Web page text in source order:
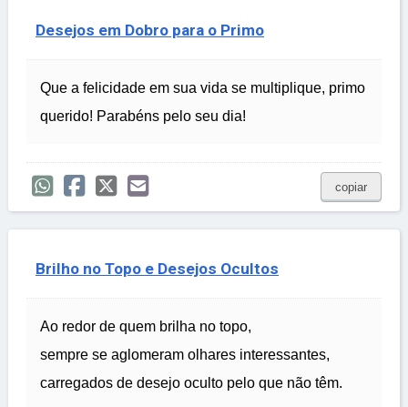
Desejos em Dobro para o Primo
Que a felicidade em sua vida se multiplique, primo
querido! Parabéns pelo seu dia!
copiar
Brilho no Topo e Desejos Ocultos
Ao redor de quem brilha no topo,
sempre se aglomeram olhares interessantes,
carregados de desejo oculto pelo que não têm.